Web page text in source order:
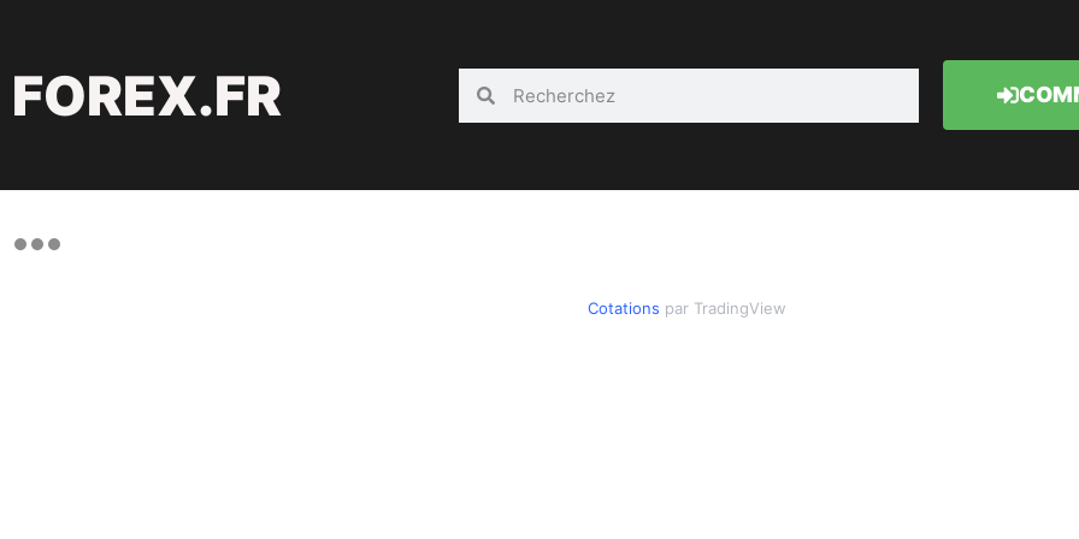
FOREX.FR
Cotations par TradingView